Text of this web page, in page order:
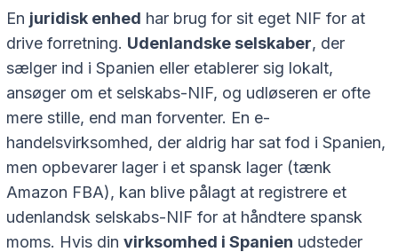
En juridisk enhed har brug for sit eget NIF for at
drive forretning. Udenlandske selskaber, der
sælger ind i Spanien eller etablerer sig lokalt,
ansøger om et selskabs-NIF, og udløseren er ofte
mere stille, end man forventer. En e-
handelsvirksomhed, der aldrig har sat fod i Spanien,
men opbevarer lager i et spansk lager (tænk
Amazon FBA), kan blive pålagt at registrere et
udenlandsk selskabs-NIF for at håndtere spansk
moms. Hvis din virksomhed i Spanien udsteder